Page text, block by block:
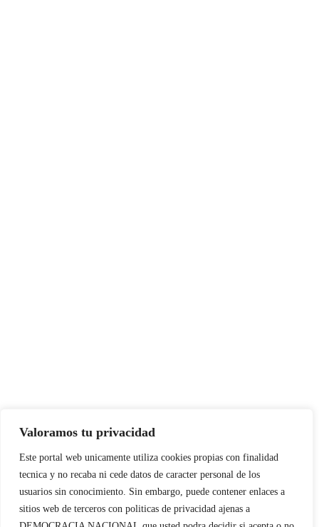
Valoramos tu privacidad
Este portal web unicamente utiliza cookies propias con finalidad
tecnica y no recaba ni cede datos de caracter personal de los
usuarios sin conocimiento. Sin embargo, puede contener enlaces a
sitios web de terceros con politicas de privacidad ajenas a